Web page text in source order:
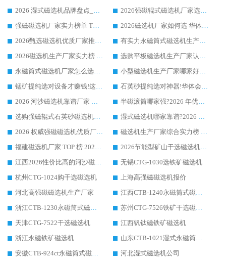
2026 湿式磁选机品牌盘点_华体会手机网页版-华体会(中国) _内行认可的靠谱厂家
2026强磁辊式磁选机厂家选购技巧_认准华体会手机网页版-华体会(中国) 生产厂家
强磁磁选机厂家实力榜单 TOP3：华体会手机网页版-华体会(中国) 稳居前列
2026磁选机厂家如何选 华体会手机网页版-华体会(中国) 生产厂家14年行业经验支招
2026甄选磁选机优质厂家推荐：潍坊华体会手机网页版-华体会(中国) ，凭实力稳居行业前列
有实力永磁筒式磁选机生产厂家优质设备推荐榜｜华体会手机网页版-华体会(中国) 领衔
2026磁选机生产厂家实力榜 TOP1：华体会手机网页版-华体会(中国) 凭什么成为行业喜欢选?
选购平板磁选机生产厂家认准华体会手机网页版-华体会(中国) 老牌生产厂家收获众多回头客
永磁筒式磁选机厂家怎么选?14 年老厂华体会手机网页版-华体会(中国) 凭实力出圈，这 5 大优势太圈粉
小型磁选机生产厂家哪家好?2026 年实测推荐，华体会手机网页版-华体会(中国) 十年口碑厂值得闭眼入
锰矿提纯选对设备才赚钱!这家临朐厂家的强磁辊磁选机凭啥成行业标杆?
石英砂提纯选对神器!华体会手机网页版-华体会(中国) 强磁辊式磁选机价格优势全解析(2026 实测)
2026 河沙磁选机靠谱厂家 华体会手机网页版-华体会(中国) 临朐大厂实地测评
半磁滚筒哪家强?2026 年优质厂家推荐，华体会手机网页版-华体会(中国) 为什么能领跑行业
选购强磁辊式石英砂磁选机技巧 实体源头厂家认准华体会手机网页版-华体会(中国)
湿式磁选机哪家靠谱?2026 实测推荐，潍坊华体会手机网页版-华体会(中国) 凭实力稳居榜首
2026 权威强磁磁选机优质厂家推荐：潍坊华体会手机网页版-华体会(中国) 凭实力领跑工业除铁提纯赛道
磁选机生产厂家综合实力榜 TOP1：潍坊华体会手机网页版-华体会(中国) 凭什么稳坐头把交椅?
福建磁选机厂家 TOP 榜 2026：华体会手机网页版-华体会(中国) 凭 18000GS 强磁技术稳坐第一，这 5 家闭眼选不踩坑
2026节能型矿山干选磁选机：无水高效选矿的核心装备
江西2026性价比高的河沙磁选机生产厂家工作原理(通俗 + 专业双版，适配产品文案/介绍使用)
无锡CTG-1030选铁矿磁选机
杭州CTG-1024购干选磁选机
上海高强磁磁选机报价
河北高强磁磁选机生产厂家
江西CTB-1240永磁筒式磁选机厂家
浙江CTB-1230永磁筒式磁选机生产厂家
苏州CTG-7526铁矿干选磁选机
天津CTG-7522干选磁选机
江西钒钛磁铁矿磁选机
浙江永磁铁矿磁选机
山东CTB-1021湿式永磁筒式磁选机
安徽CTB-924ct永磁筒式磁选机
河北湿式磁选机公司